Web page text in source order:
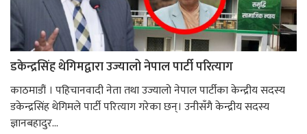
डकेन्द्रसिंह थेगिमद्वारा उज्यालो नेपाल पार्टी परित्याग
काठमाडौं । पहिचानवादी नेता तथा उज्यालो नेपाल पार्टीका केन्द्रीय सदस्य
डकेन्द्रसिंह थेगिमले पार्टी परित्याग गरेका छन्। उनीसँगै केन्द्रीय सदस्य
ज्ञानबहादुर...